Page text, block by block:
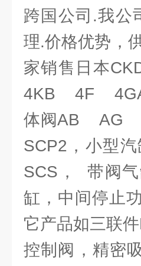
跨国公司.我公
理.价格优势，
家销售日本
4KB 4F
体阀AB AG
SCP2，小型
SCS， 带阀
缸，中间停止
它产品如三联
控制阀，精密